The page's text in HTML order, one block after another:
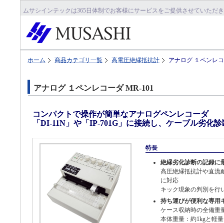
ムサシインテックは365日体制でお客様にサービスをご提供させていただ
ホーム 商品カテゴリ一覧 高電圧絶縁抵抗計 アナログ １ペンレ
アナログ １ペンレコーダ MR-101
コンパクトで操作が簡単なアナログペンレコーダ
「DI-11N」や「IP-701G」に接続し、ケーブル劣化
特長
絶縁劣化診断の記録に
高圧絶縁抵抗計や直流
に対応
キック現象の判別を行
持ち運びが便利な専用
ケース収納時の全備重
本体重量：約1kgと軽